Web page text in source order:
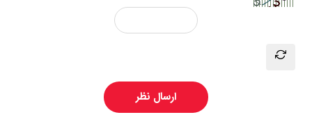
ارسال نظر